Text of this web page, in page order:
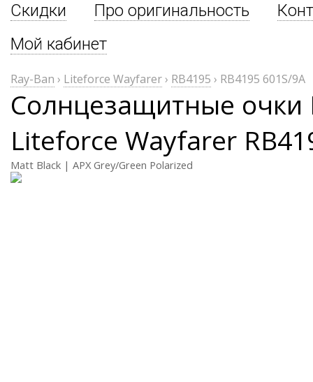
Скидки
Про оригинальность
Мой кабинет
Ray-Ban › Liteforce Wayfarer› RB4195 › RB4195 601S/9A
Солнцезащитные очки
Liteforce Wayfarer
Matt Black | APX Grey/Green Polarized